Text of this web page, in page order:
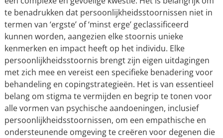
te benadrukken dat persoonlijkheidsstoornissen niet in
termen van ‘ergste’ of ‘minst erge’ geclassificeerd
kunnen worden, aangezien elke stoornis unieke
kenmerken en impact heeft op het individu. Elke
persoonlijkheidsstoornis brengt zijn eigen uitdagingen
met zich mee en vereist een specifieke benadering voor
behandeling en copingstrategieën. Het is van essentieel
belang om stigma te vermijden en begrip te tonen voor
alle vormen van psychische aandoeningen, inclusief
persoonlijkheidsstoornissen, om een empathische en
ondersteunende omgeving te creëren voor degenen die